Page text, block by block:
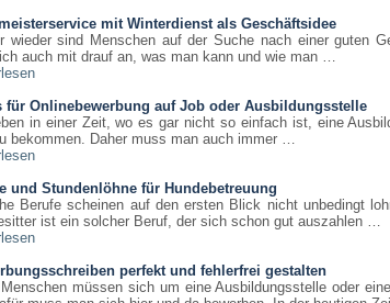
mit Winterdienst als Geschäftsidee
wieder sind Menschen auf der Suche nach einer guten
auch mit drauf an, was man kann und wie man …
für Onlinebewerbung auf Job oder Ausbildungsstelle
in einer Zeit, wo es gar nicht so einfach ist, eine
bekommen. Daher muss man auch immer …
und Stundenlöhne für Hundebetreuung
Berufe scheinen auf den ersten Blick nicht unbedingt
ist ein solcher Beruf, der sich schon gut auszahlen …
perfekt und fehlerfrei gestalten
müssen sich um eine Ausbildungsstelle oder